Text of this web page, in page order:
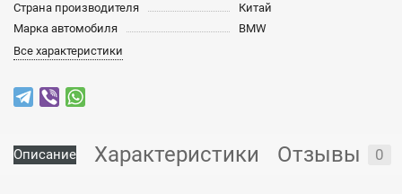
Страна производителя
Китай
Марка автомобиля
BMW
Все характеристики
Описание Характеристики Отзывы 0